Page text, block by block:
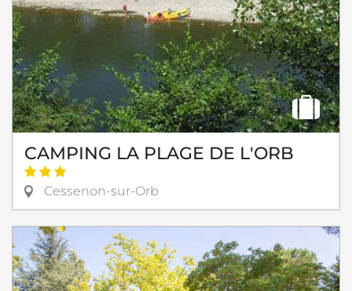
CAMPING LA PLAGE DE L'ORB
Cessenon-sur-Orb